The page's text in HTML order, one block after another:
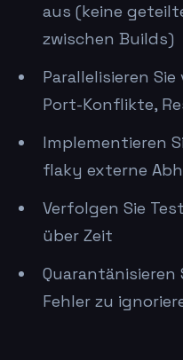
aus (keine
zwischen Builds)
Parallelisieren
Port-Konflikte,
Implementieren
flaky externe
Verfolgen Sie
über Zeit
Fehler zu